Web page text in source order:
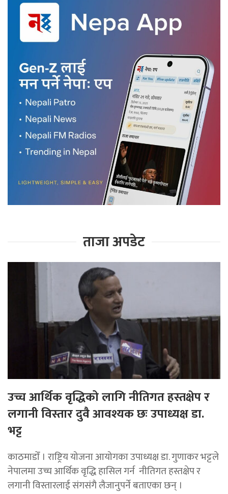
ताजा अपडेट
उच्च आर्थिक वृद्धिको लागि नीतिगत हस्तक्षेप र
लगानी विस्तार दुवै आवश्यक छः उपाध्यक्ष डा.
भट्ट
काठमाडाेँ । राष्ट्रिय योजना आयोगका उपाध्यक्ष डा. गुणाकर भट्टले
नेपालमा उच्च आर्थिक वृद्धि हासिल गर्न नीतिगत हस्तक्षेप र
लगानी विस्तारलाई संगसंगै लैजानुपर्ने बताएका छन् ।